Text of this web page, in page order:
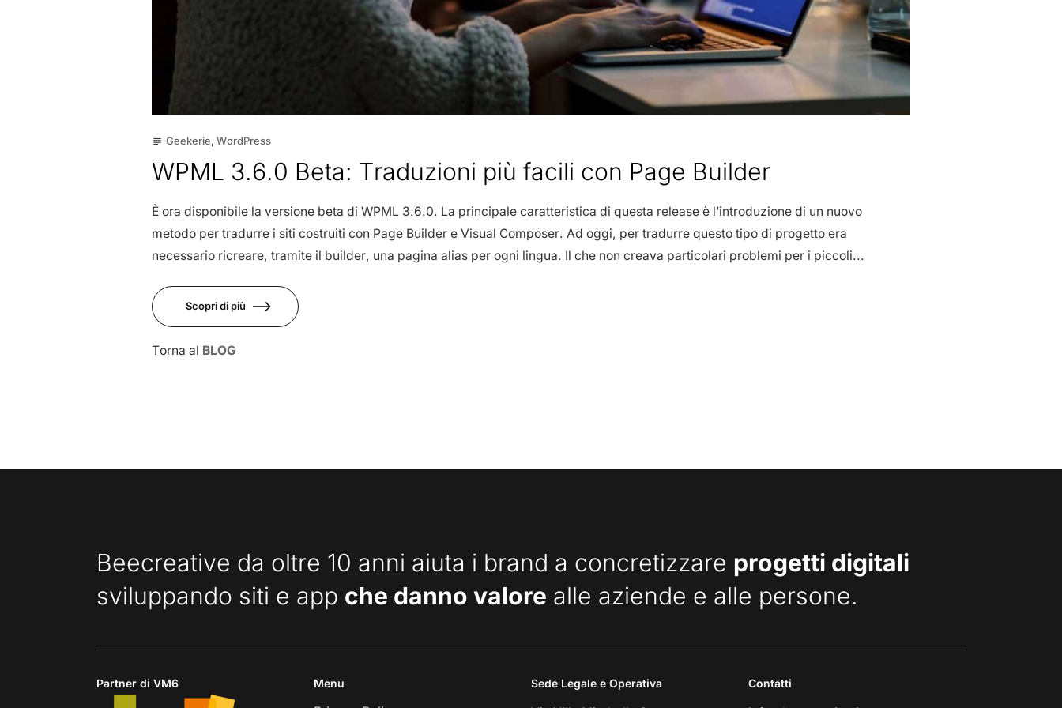
subject Geekerie, WordPress
WPML 3.6.0 Beta: Traduzioni più facili con Page Builder
È ora disponibile la versione beta di WPML 3.6.0. La principale caratteristica di questa release è l’introduzione di un nuovo
metodo per tradurre i siti costruiti con Page Builder e Visual Composer. Ad oggi, per tradurre questo tipo di progetto era
necessario ricreare, tramite il builder, una pagina alias per ogni lingua. Il che non creava particolari problemi per i piccoli...
Scopri di più
Torna al BLOG
Beecreative da oltre 10 anni aiuta i brand a concretizzare progetti digitali
sviluppando siti e app che danno valore alle aziende e alle persone.
Partner di VM6 Menu Sede Legale e Operativa Contatti